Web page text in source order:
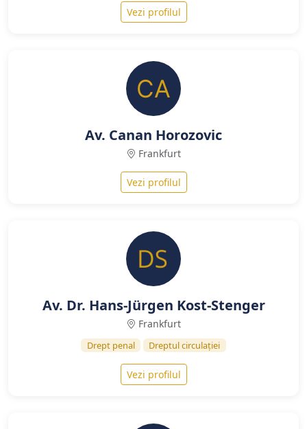
Vezi profilul
Av. Canan Horozovic
Frankfurt
Vezi profilul
Av. Dr. Hans-Jürgen Kost-Stenger
Frankfurt
Drept penal Dreptul circulației
Vezi profilul